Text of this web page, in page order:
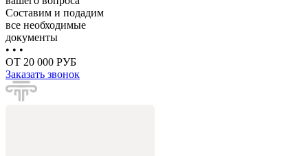
Составим и подадим
все необходимые
документы
• • •
ОТ 20 000 РУБ
Заказать звонок